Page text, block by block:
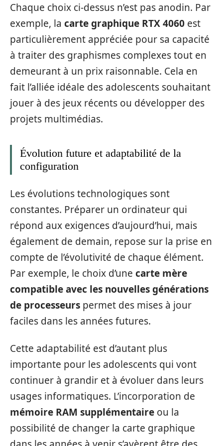
Chaque choix ci-dessus n’est pas anodin. Par
exemple, la carte graphique RTX 4060 est
particulièrement appréciée pour sa capacité
à traiter des graphismes complexes tout en
demeurant à un prix raisonnable. Cela en
fait l’alliée idéale des adolescents souhaitant
jouer à des jeux récents ou développer des
projets multimédias.
Évolution future et adaptabilité de la
configuration
Les évolutions technologiques sont
constantes. Préparer un ordinateur qui
répond aux exigences d’aujourd’hui, mais
également de demain, repose sur la prise en
compte de l’évolutivité de chaque élément.
Par exemple, le choix d’une carte mère
compatible avec les nouvelles générations
de processeurs permet des mises à jour
faciles dans les années futures.
Cette adaptabilité est d’autant plus
importante pour les adolescents qui vont
continuer à grandir et à évoluer dans leurs
usages informatiques. L’incorporation de
mémoire RAM supplémentaire ou la
possibilité de changer la carte graphique